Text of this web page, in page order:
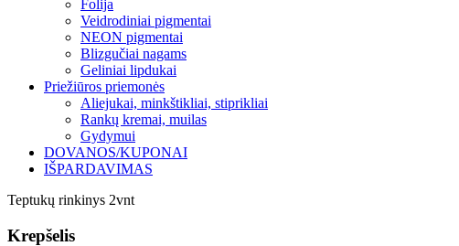
Folija
Veidrodiniai pigmentai
NEON pigmentai
Blizgučiai nagams
Geliniai lipdukai
Priežiūros priemonės
Aliejukai, minkštikliai, stiprikliai
Rankų kremai, muilas
Gydymui
DOVANOS/KUPONAI
IŠPARDAVIMAS
Teptukų rinkinys 2vnt
Krepšelis